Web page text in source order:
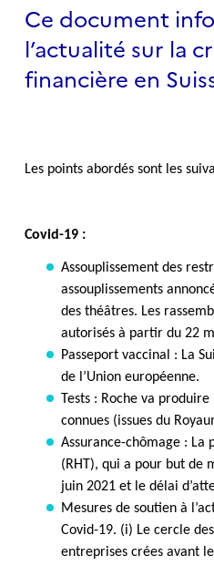
Ce document
l’actualité sur la
financière en
Les points abordés sont les
Covid-19 :
Assouplissement des
assouplissements
des théâtres. Les
autorisés à partir du 22
Passeport vaccinal : La
de l’Union européenne.
Tests : Roche va
connues (issues du
Assurance-chômage : La
(RHT), qui a pour but de
juin 2021 et le délai
Mesures de soutien à
Covid-19. (i) Le cercle
entreprises crées avant